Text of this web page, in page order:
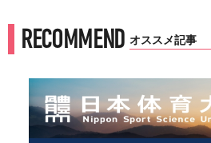
RECOMMEND オススメ記事